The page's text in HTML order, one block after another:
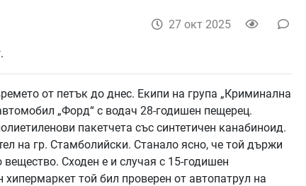
27 окт 2025
от петък до днес. Екипи на група „Криминална
„Форд“ с водач 28-годишен пещерец.
пакетчета със синтетичен канабиноид.
на гр. Стамболийски. Станало ясно, че той държи
Сходен е и случая с 15-годишен
той бил проверен от автопатрул на